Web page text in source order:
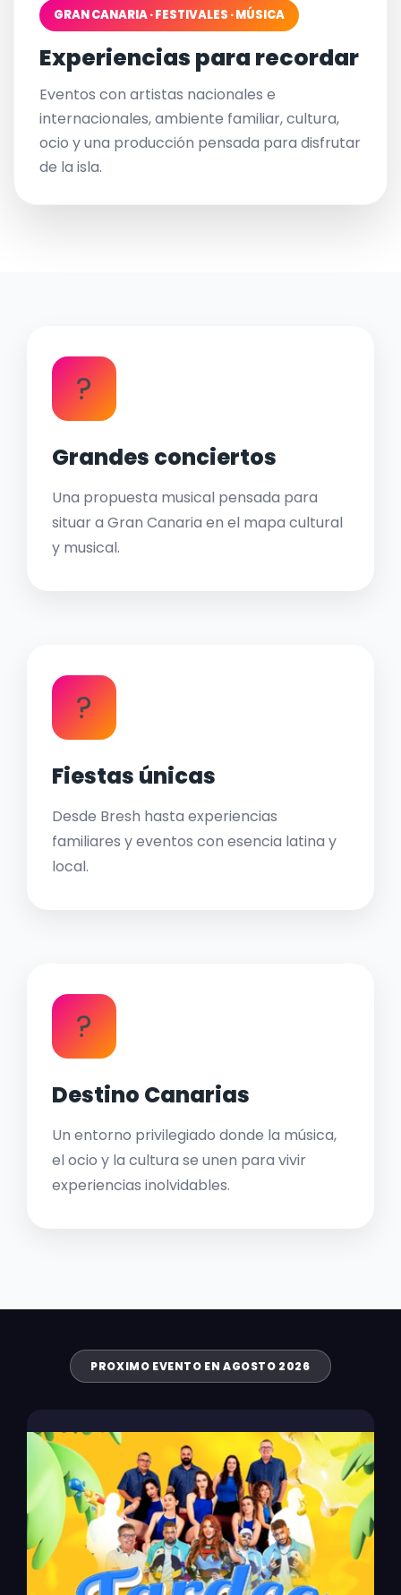
GRAN CANARIA · FESTIVALES · MÚSICA
Experiencias para recordar
Eventos con artistas nacionales e
internacionales, ambiente familiar, cultura,
ocio y una producción pensada para disfrutar
de la isla.
?
Grandes conciertos
Una propuesta musical pensada para
situar a Gran Canaria en el mapa cultural
y musical.
?
Fiestas únicas
Desde Bresh hasta experiencias
familiares y eventos con esencia latina y
local.
?
Destino Canarias
Un entorno privilegiado donde la música,
el ocio y la cultura se unen para vivir
experiencias inolvidables.
PROXIMO EVENTO EN AGOSTO 2026